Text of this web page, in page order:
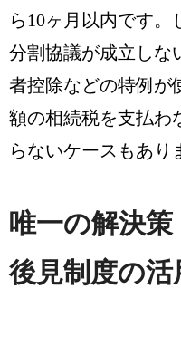
ら10ヶ月以内です。
分割協議が成立しな
者控除などの特例が
額の相続税を支払わ
らないケースもあり
唯一の解決策
後見制度の活